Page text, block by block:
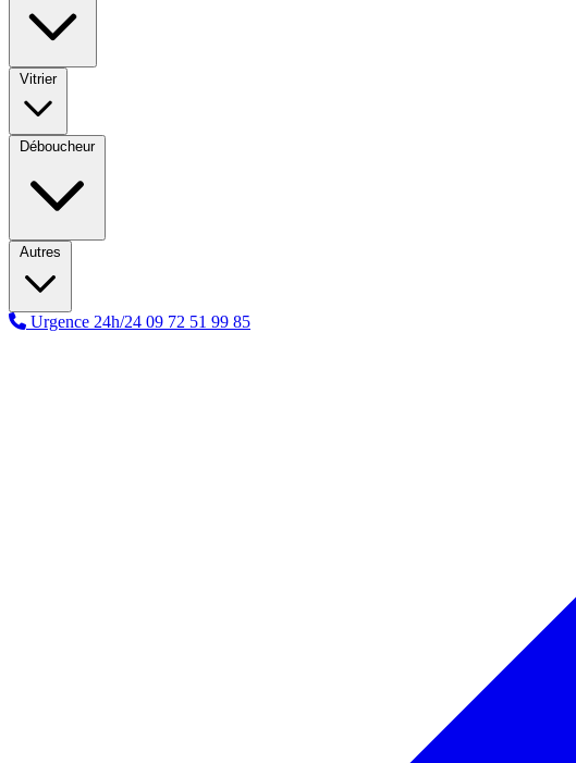
Vitrier
Déboucheur
Autres
Urgence 24h/24 09 72 51 99 85